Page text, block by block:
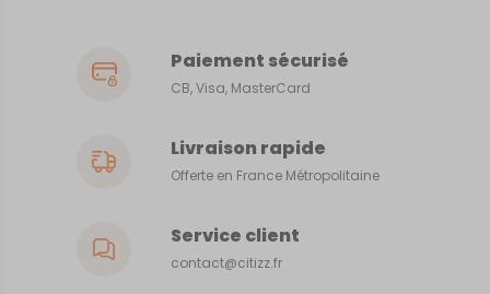
Paiement sécurisé
CB, Visa, MasterCard
Livraison rapide
Offerte en France Métropolitaine
Service client
contact@citizz.fr